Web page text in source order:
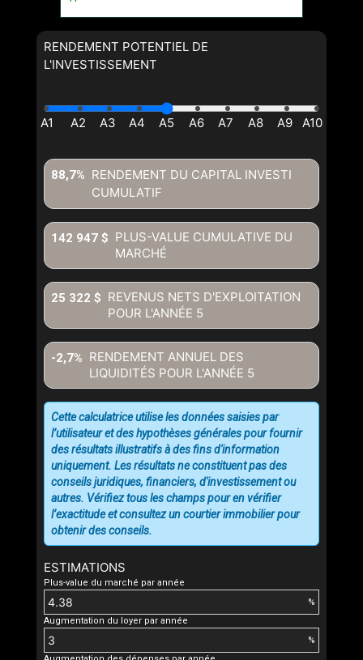
RENDEMENT POTENTIEL DE
L'INVESTISSEMENT
RENDEMENT DU CAPITAL INVESTI
CUMULATIF
88,7%
PLUS-VALUE CUMULATIVE DU
MARCHÉ
142 947 $
REVENUS NETS D'EXPLOITATION
POUR L'ANNÉE 5
25 322 $
RENDEMENT ANNUEL DES
LIQUIDITÉS POUR L'ANNÉE 5
-2,7%
ESTIMATIONS
Plus-value du marché par année
%
Augmentation du loyer par année
%
Cette calculatrice utilise les données saisies par
l’utilisateur et des hypothèses générales pour fournir
des résultats illustratifs à des fins d'information
uniquement. Les résultats ne constituent pas des
conseils juridiques, financiers, d'investissement ou
autres. Vérifiez tous les champs pour en vérifier
l’exactitude et consultez un courtier immobilier pour
obtenir des conseils.